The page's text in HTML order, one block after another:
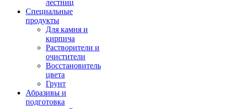
лестниц
Специальные
продукты
Для камня и
кирпича
Растворители и
очистители
Восстановитель
цвета
Грунт
Абразивы и
подготовка